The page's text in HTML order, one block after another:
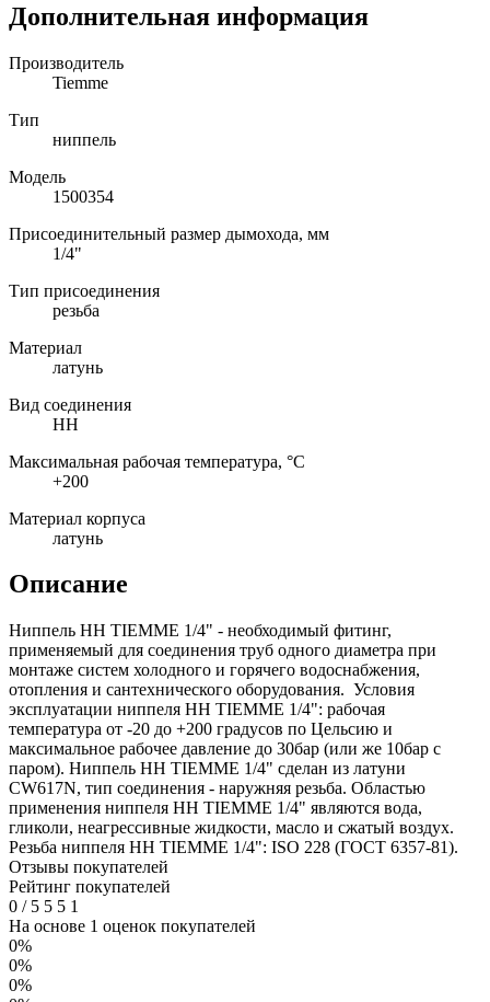
Дополнительная информация
Производитель
Tiemme
Тип
ниппель
Модель
1500354
Присоединительный размер дымохода, мм
1/4"
Тип присоединения
резьба
Материал
латунь
Вид соединения
НН
Максимальная рабочая температура, °C
+200
Материал корпуса
латунь
Описание
Ниппель НН TIEMME 1/4" - необходимый фитинг,
применяемый для соединения труб одного диаметра при
монтаже систем холодного и горячего водоснабжения,
отопления и сантехнического оборудования. Условия
эксплуатации ниппеля НН TIEMME 1/4": рабочая
температура от -20 до +200 градусов по Цельсию и
максимальное рабочее давление до 30бар (или же 10бар с
паром). Ниппель НН TIEMME 1/4" сделан из латуни
CW617N, тип соединения - наружняя резьба. Областью
применения ниппеля НН TIEMME 1/4" являются вода,
гликоли, неагрессивные жидкости, масло и сжатый воздух.
Резьба ниппеля НН TIEMME 1/4": ISO 228 (ГОСТ 6357-81).
Отзывы покупателей
Рейтинг покупателей
0 /5 5 5 1
На основе 1 оценок покупателей
0%
0%
0%